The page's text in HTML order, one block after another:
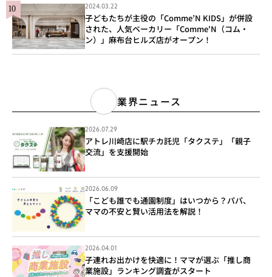
2024.03.22
子どもたちが主役の「Comme’N KIDS」が併設
された、人気ベーカリー「Comme'N（コム・
ン）」麻布台ヒルズ店がオープン！
業界ニュース
2026.07.29
アトレ川崎店に駅チカ託児「タクステ」「親子
交流」を支援開始
2026.06.09
「こども誰でも通園制度」はいつから？パパ、
ママの不安と賢い活用法を解説！
2026.04.01
子連れお出かけを快適に！ママが選ぶ「推し商
業施設」ランキング調査がスタート